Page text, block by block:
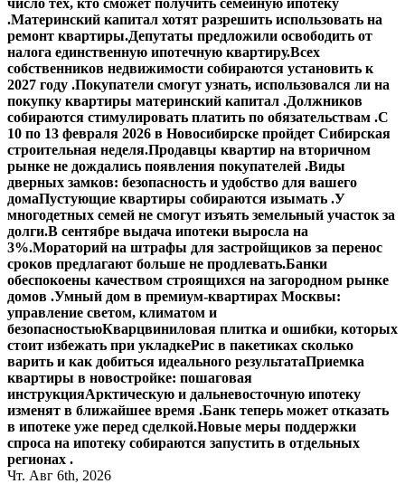
.Материнский капитал хотят разрешить использовать на
ремонт квартиры.Депутаты предложили освободить от
налога единственную ипотечную квартиру.Всех
собственников недвижимости собираются установить к
2027 году .Покупатели смогут узнать, использовался ли на
покупку квартиры материнский капитал .Должников
собираются стимулировать платить по обязательствам .С
10 по 13 февраля 2026 в Новосибирске пройдет Сибирская
строительная неделя.Продавцы квартир на вторичном
рынке не дождались появления покупателей .Виды
дверных замков: безопасность и удобство для вашего
домаПустующие квартиры собираются изымать .У
многодетных семей не смогут изъять земельный участок за
долги.В сентябре выдача ипотеки выросла на
3%.Мораторий на штрафы для застройщиков за перенос
сроков предлагают больше не продлевать.Банки
обеспокоены качеством строящихся на загородном рынке
домов .Умный дом в премиум-квартирах Москвы:
управление светом, климатом и
безопасностьюКварцвиниловая плитка и ошибки, которых
стоит избежать при укладкеРис в пакетиках сколько
варить и как добиться идеального результатаПриемка
квартиры в новостройке: пошаговая
инструкцияАрктическую и дальневосточную ипотеку
изменят в ближайшее время .Банк теперь может отказать
в ипотеке уже перед сделкой.Новые меры поддержки
спроса на ипотеку собираются запустить в отдельных
регионах .
Чт. Авг 6th, 2026